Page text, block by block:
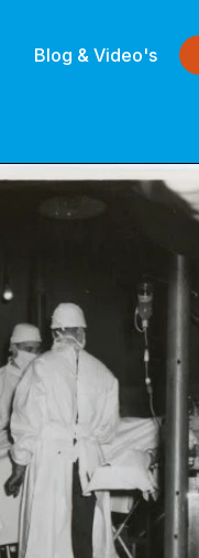
Blog & Video's